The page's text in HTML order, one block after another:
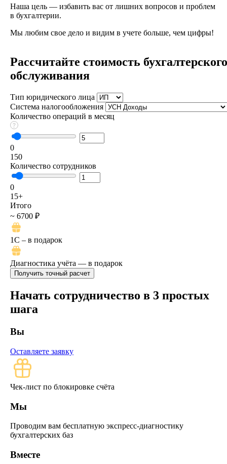
Наша цель — избавить вас от лишних вопросов и проблем
в бухгалтерии.
Мы любим свое дело и видим в учете больше, чем цифры!
Рассчитайте стоимость бухгалтерского
обслуживания
Тип юридического лица
Система налогообложения
Количество операций в месяц
0
150
Количество сотрудников
0
15+
Итого
~ 6700 ₽
1C – в подарок
Диагностика учёта — в подарок
Начать сотрудничество в 3 простых
шага
Вы
Оставляете заявку
Чек-лист по блокировке счёта
Мы
Проводим вам бесплатную экспресс-диагностику
бухгалтерских баз
Вместе